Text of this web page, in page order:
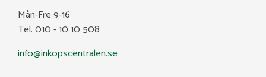
Mån-Fre 9-16
Tel. 010 - 10 10 508
info@inkopscentralen.se